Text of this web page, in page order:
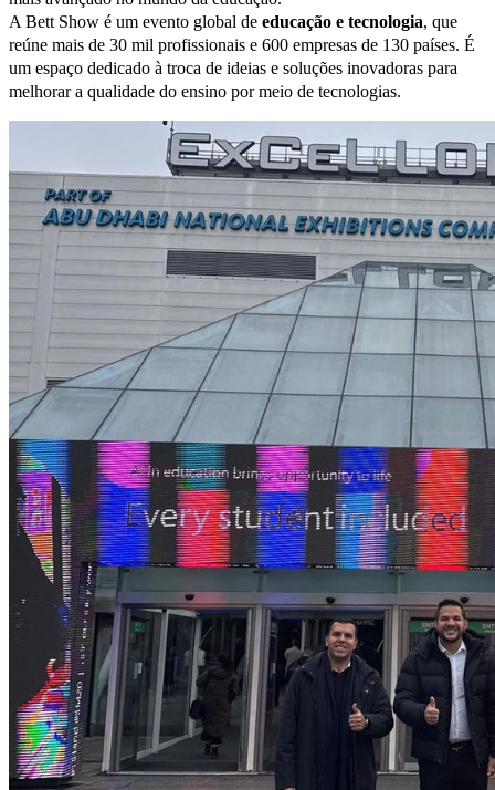
A Bett Show é um evento global de educação e tecnologia, que
reúne mais de 30 mil profissionais e 600 empresas de 130 países. É
um espaço dedicado à troca de ideias e soluções inovadoras para
melhorar a qualidade do ensino por meio de tecnologias.